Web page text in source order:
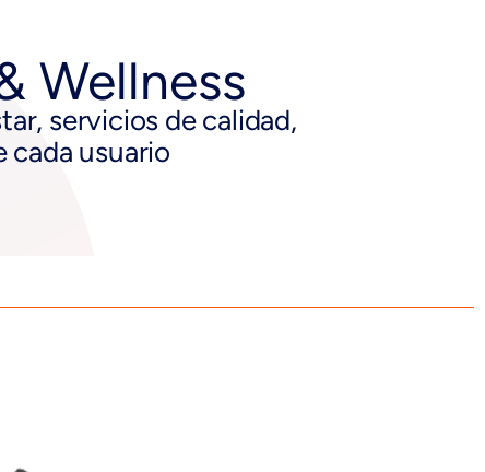
Wellness
servicios de calidad,
cada usuario